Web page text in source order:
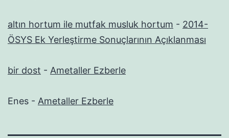
altın hortum ile mutfak musluk hortum - 2014-
ÖSYS Ek Yerleştirme Sonuçlarının Açıklanması
bir dost - Ametaller Ezberle
Enes - Ametaller Ezberle